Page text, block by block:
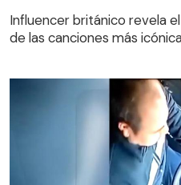
Influencer británico revela
de las canciones más